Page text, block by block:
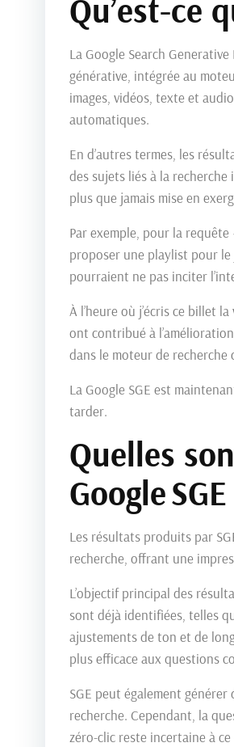
Qu’est-ce
La Google Search
générative, intégrée au
images, vidéos, texte et
automatiques.
En d’autres termes, les
des sujets liés à la
plus que jamais mise en
Par exemple, pour la
proposer une playlist pour le
pourraient ne pas inciter
À l’heure où j’écris ce billet
ont contribué à
dans le moteur de recherche
La Google SGE est
tarder.
Quelles
Google
Les résultats produits par
recherche, offrant une
L’objectif principal des
sont déjà identifiées, telles
ajustements de ton et de
plus efficace aux questions
SGE peut également
recherche. Cependant, la
zéro-clic reste incertaine à